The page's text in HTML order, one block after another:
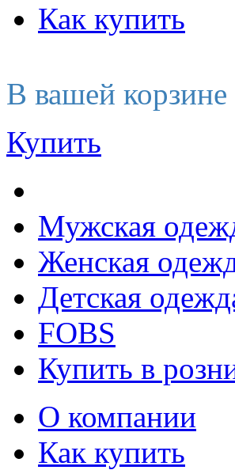
Как купить
В вашей корзине
Купить
Мужская
Женская
Детская
FOBS
Купить в
О компании
Как купить